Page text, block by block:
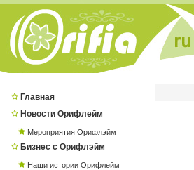
Главная
Новости Орифлейм
Мероприятия Орифлэйм
Бизнес с Орифлэйм
Наши истории Орифлейм